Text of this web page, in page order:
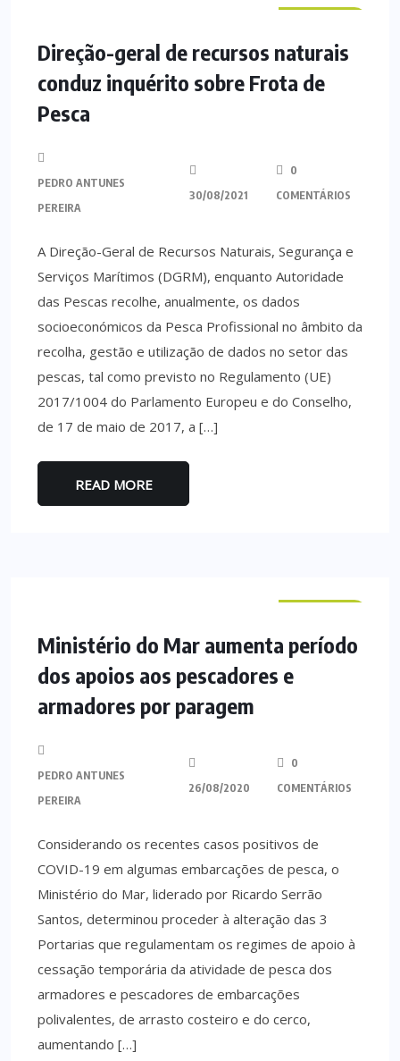
Direção-geral de recursos naturais
conduz inquérito sobre Frota de
Pesca
PEDRO ANTUNES
PEREIRA
30/08/2021
0
COMENTÁRIOS
A Direção-Geral de Recursos Naturais, Segurança e
Serviços Marítimos (DGRM), enquanto Autoridade
das Pescas recolhe, anualmente, os dados
socioeconómicos da Pesca Profissional no âmbito da
recolha, gestão e utilização de dados no setor das
pescas, tal como previsto no Regulamento (UE)
2017/1004 do Parlamento Europeu e do Conselho,
de 17 de maio de 2017, a […]
READ MORE
Ministério do Mar aumenta período
dos apoios aos pescadores e
armadores por paragem
PEDRO ANTUNES
PEREIRA
26/08/2020
0
COMENTÁRIOS
Considerando os recentes casos positivos de
COVID-19 em algumas embarcações de pesca, o
Ministério do Mar, liderado por Ricardo Serrão
Santos, determinou proceder à alteração das 3
Portarias que regulamentam os regimes de apoio à
cessação temporária da atividade de pesca dos
armadores e pescadores de embarcações
polivalentes, de arrasto costeiro e do cerco,
aumentando […]